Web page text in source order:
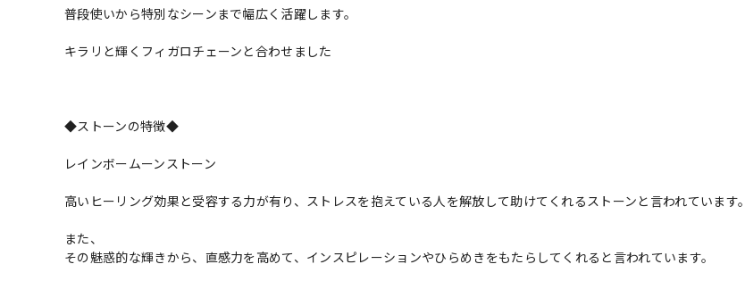
普段使いから特別なシーンまで幅広く活躍します。
キラリと輝くフィガロチェーンと合わせました
◆ストーンの特徴◆
レインボームーンストーン
高いヒーリング効果と受容する力が有り、ストレスを抱えている人を解放して助けてくれるストーンと言われています。
また、
その魅惑的な輝きから、直感力を高めて、インスピレーションやひらめきをもたらしてくれると言われています。